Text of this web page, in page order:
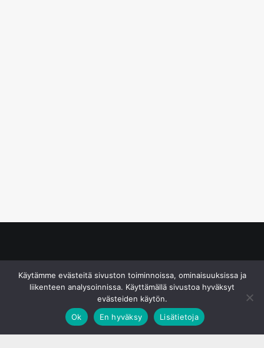
Käytämme evästeitä sivuston toiminnoissa, ominaisuuksissa ja
liikenteen analysoinnissa. Käyttämällä sivustoa hyväksyt
evästeiden käytön.
Ok
En hyväksy Lisätietoja